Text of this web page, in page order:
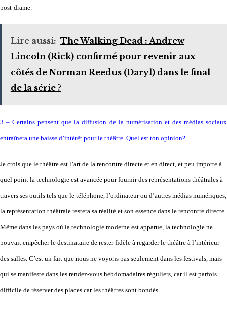
post-drame.
Lire aussi: The Walking Dead : Andrew
Lincoln (Rick) confirmé pour revenir aux
côtés de Norman Reedus (Daryl) dans le final
de la série ?
3 – Certains pensent que la diffusion de la numérisation et des médias sociaux
entraînera une baisse d’intérêt pour le théâtre. Quel est ton opinion?
Je crois que le théâtre est l’art de la rencontre directe et en direct, et peu importe à
quel point la technologie est avancée pour fournir des représentations théâtrales à
travers ses outils tels que le téléphone, l’ordinateur ou d’autres médias numériques,
la représentation théâtrale restera sa réalité et son essence dans le rencontre directe.
Même dans les pays où la technologie moderne est apparue, la technologie ne
pouvait empêcher le destinataire de rester fidèle à regarder le théâtre à l’intérieur
des salles. C’est un fait que nous ne voyons pas seulement dans les festivals, mais
qui se manifeste dans les rendez-vous hebdomadaires réguliers, car il est parfois
difficile de réserver des places car les théâtres sont bondés.